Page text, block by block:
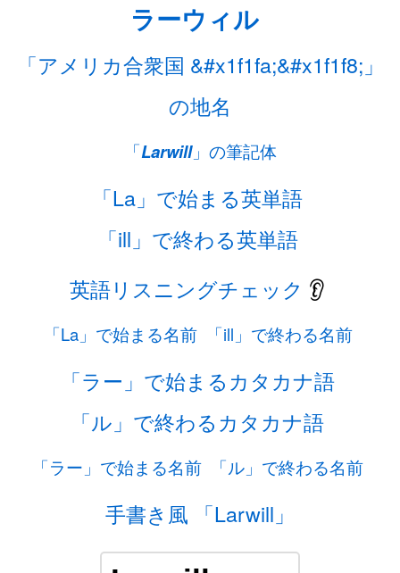
ラーウィル
「アメリカ合衆国 &#x1f1fa;&#x1f1f8;」
の地名
「Larwill」の筆記体
「La」で始まる英単語
「ill」で終わる英単語
英語リスニングチェック 👂
「La」で始まる名前 「ill」で終わる名前
「ラー」で始まるカタカナ語
「ル」で終わるカタカナ語
「ラー」で始まる名前 「ル」で終わる名前
手書き風 「Larwill」